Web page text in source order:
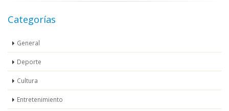
Categorías
General
Deporte
Cultura
Entretenimiento